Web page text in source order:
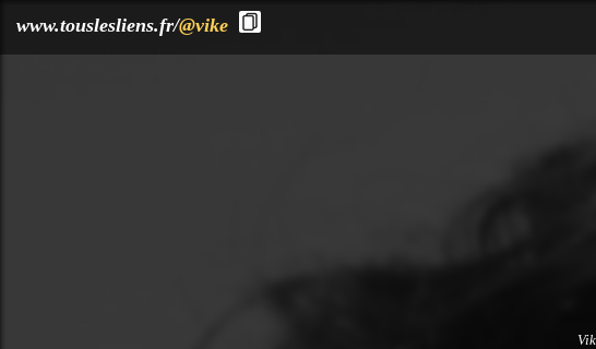
www.touslesliens.fr/@vike